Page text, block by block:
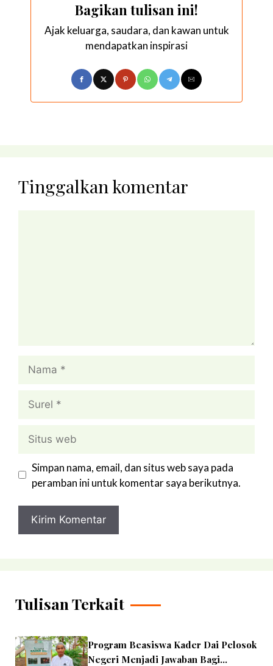
Bagikan tulisan ini!
Ajak keluarga, saudara, dan kawan untuk
mendapatkan inspirasi
Tinggalkan komentar
Nama
Surel
Situs
web
Simpan nama, email, dan situs web saya pada
peramban ini untuk komentar saya berikutnya.
Tulisan Terkait
Program Beasiswa Kader Dai Pelosok
Negeri Menjadi Jawaban Bagi